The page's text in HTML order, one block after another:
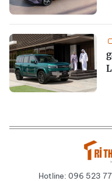
Hotline: 096 523